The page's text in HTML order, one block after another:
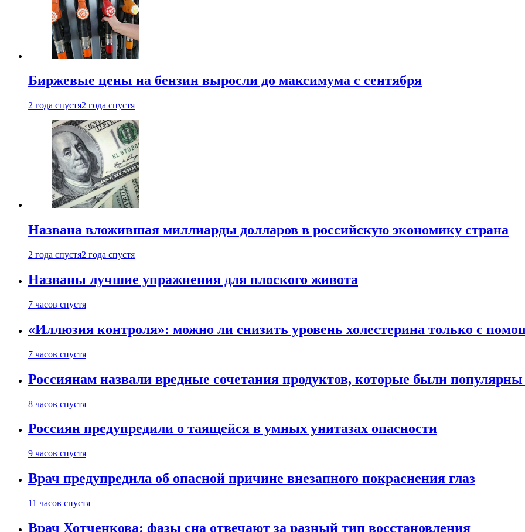
Биржевые цены на бензин выросли до максимума с сентября
2 года спустя2 года спустя
Названа вложившая миллиарды долларов в российскую экономику страна
2 года спустя2 года спустя
Названы лучшие упражнения для плоского живота
7 часов спустя
«Иллюзия контроля»: можно ли снизить уровень холестерина только с
7 часов спустя
Россиянам назвали вредные сочетания продуктов, которые были
8 часов спустя
Россиян предупредили о таящейся в умных унитазах опасности
9 часов спустя
Врач предупредила об опасной причине внезапного покраснения глаз
11 часов спустя
Врач Хотченкова: фазы сна отвечают за разный тип восстановления